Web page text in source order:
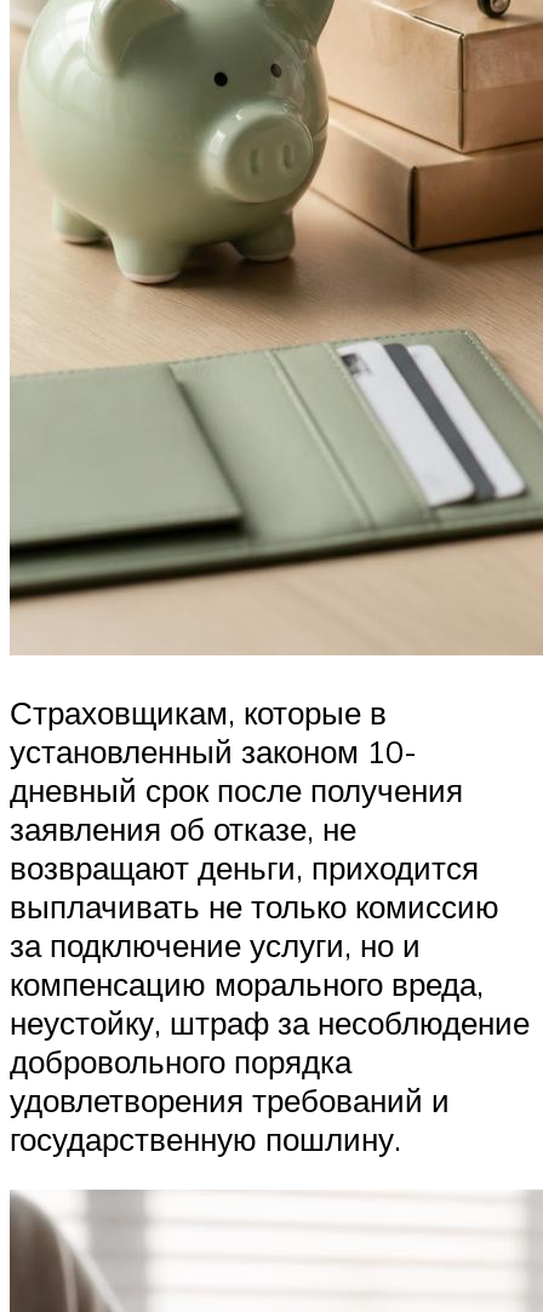
Страховщикам, которые в
установленный законом 10-
дневный срок после получения
заявления об отказе, не
возвращают деньги, приходится
выплачивать не только комиссию
за подключение услуги, но и
компенсацию морального вреда,
неустойку, штраф за несоблюдение
добровольного порядка
удовлетворения требований и
государственную пошлину.